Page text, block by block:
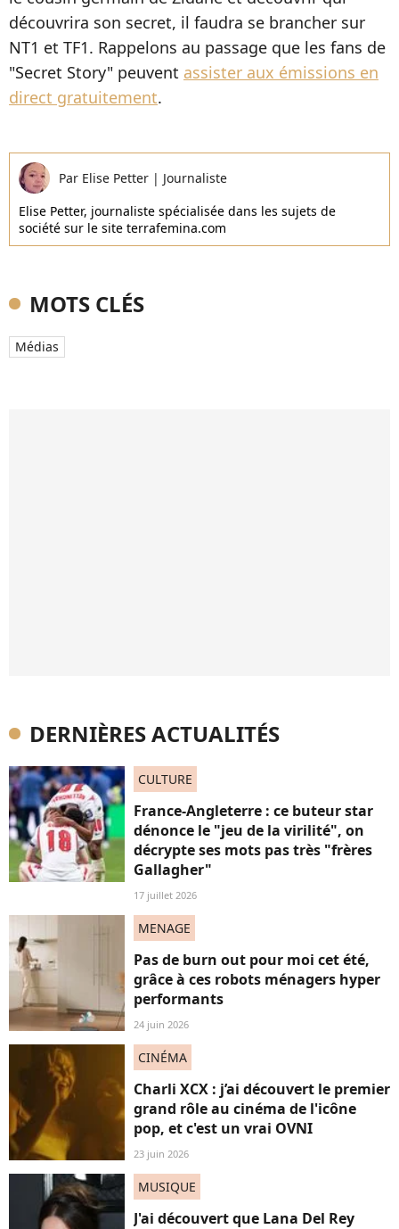
découvrira son secret, il faudra se brancher sur
NT1 et TF1. Rappelons au passage que les fans de
"Secret Story" peuvent assister aux émissions en
direct gratuitement.
Par Elise Petter | Journaliste
Elise Petter, journaliste spécialisée dans les sujets de
société sur le site terrafemina.com
MOTS CLÉS
Médias
DERNIÈRES ACTUALITÉS
CULTURE
France-Angleterre : ce buteur star
dénonce le "jeu de la virilité", on
décrypte ses mots pas très "frères
Gallagher"
17 juillet 2026
MENAGE
Pas de burn out pour moi cet été,
grâce à ces robots ménagers hyper
performants
24 juin 2026
CINÉMA
Charli XCX : j’ai découvert le premier
grand rôle au cinéma de l'icône
pop, et c'est un vrai OVNI
23 juin 2026
MUSIQUE
J'ai découvert que Lana Del Rey